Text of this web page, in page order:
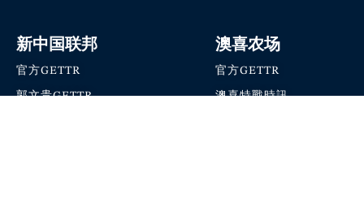
新中国联邦
官方GETTR
郭文贵GETTR
澳喜农场
官方GETTR
澳喜特戰時訊